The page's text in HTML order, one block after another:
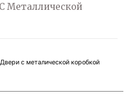
Металлической
Двери с металической коробкой